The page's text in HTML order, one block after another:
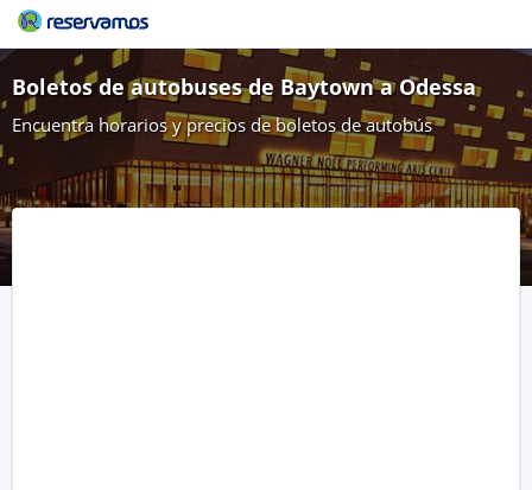
Boletos de autobuses de Baytown a Odessa
Encuentra horarios y precios de boletos de autobús